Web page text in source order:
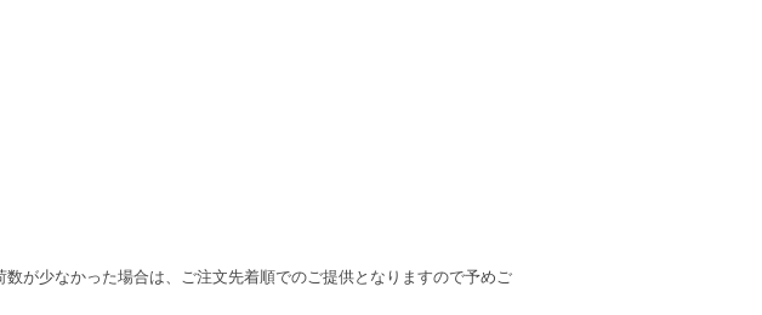
が少なかった場合は、ご注文先着順でのご提供となりますので予めご